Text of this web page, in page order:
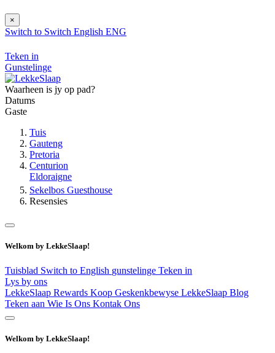
×
Switch to Switch English ENG
Teken in
Gunstelinge
Waarheen is jy op pad?
Datums
Gaste
Tuis
Gauteng
Pretoria
Centurion
Eldoraigne
Sekelbos Guesthouse
Resensies
Welkom by LekkeSlaap!
Tuisblad Switch to English gunstelinge Teken in
Lys by ons
LekkeSlaap Rewards Koop Geskenkbewyse LekkeSlaap Blog
Teken aan Wie Is Ons Kontak Ons
Welkom by LekkeSlaap!